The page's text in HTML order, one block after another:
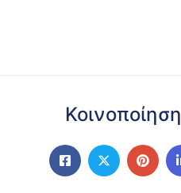
Κοινοποίηση